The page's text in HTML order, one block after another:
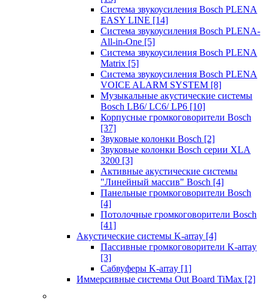
Система звукоусиления Bosch PLENA
EASY LINE [14]
Система звукоусиления Bosch PLENA-
All-in-One [5]
Система звукоусиления Bosch PLENA
Matrix [5]
Система звукоусиления Bosch PLENA
VOICE ALARM SYSTEM [8]
Музыкальные акустические системы
Bosch LB6/ LC6/ LP6 [10]
Корпусные громкоговорители Bosch
[37]
Звуковые колонки Bosch [2]
Звуковые колонки Bosch серии XLA
3200 [3]
Активные акустические системы
"Линейный массив" Bosch [4]
Панельные громкоговорители Bosch
[4]
Потолочные громкоговорители Bosch
[41]
Акустические системы K-array [4]
Пассивные громкоговорители K-array
[3]
Сабвуферы K-array [1]
Иммерсивные системы Out Board TiMax [2]